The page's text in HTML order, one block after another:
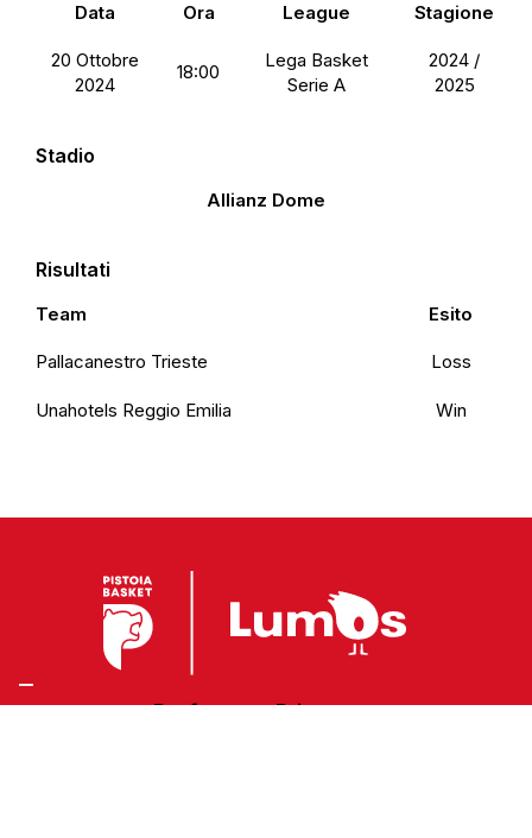
Data Ora League Stagione
20 Ottobre
2024
18:00
Lega Basket
Serie A
2024 /
2025
Stadio
Allianz Dome
Risultati
Team Esito
Pallacanestro Trieste Loss
Unahotels Reggio Emilia Win
Preferenze Privacy